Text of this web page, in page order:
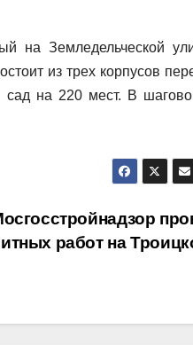
на Земледельческой
из трех корпусов
сад на 220 мест. В
работ на